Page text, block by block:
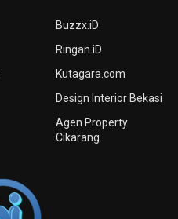
Buzzx.iD
Ringan.iD
Kutagara.com
Design Interior Bekasi
Agen Property
Cikarang